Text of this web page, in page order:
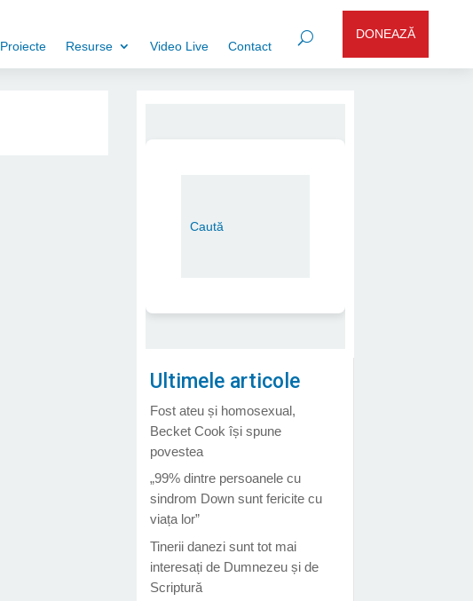
Proiecte Resurse Video Live Contact
DONEAZĂ
Ultimele articole
Fost ateu și homosexual,
Becket Cook își spune
povestea
„99% dintre persoanele cu
sindrom Down sunt fericite cu
viața lor”
Tinerii danezi sunt tot mai
interesați de Dumnezeu și de
Scriptură